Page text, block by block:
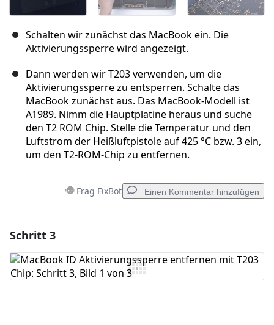
Schalten wir zunächst das MacBook ein. Die
Aktivierungssperre wird angezeigt.
Dann werden wir T203 verwenden, um die
Aktivierungssperre zu entsperren. Schalte das
MacBook zunächst aus. Das MacBook-Modell ist
A1989. Nimm die Hauptplatine heraus und suche
den T2 ROM Chip. Stelle die Temperatur und den
Luftstrom der Heißluftpistole auf 425 °C bzw. 3 ein,
um den T2-ROM-Chip zu entfernen.
Frag FixBot Einen Kommentar hinzufügen
Kommentar hinzufügen
Schritt 3